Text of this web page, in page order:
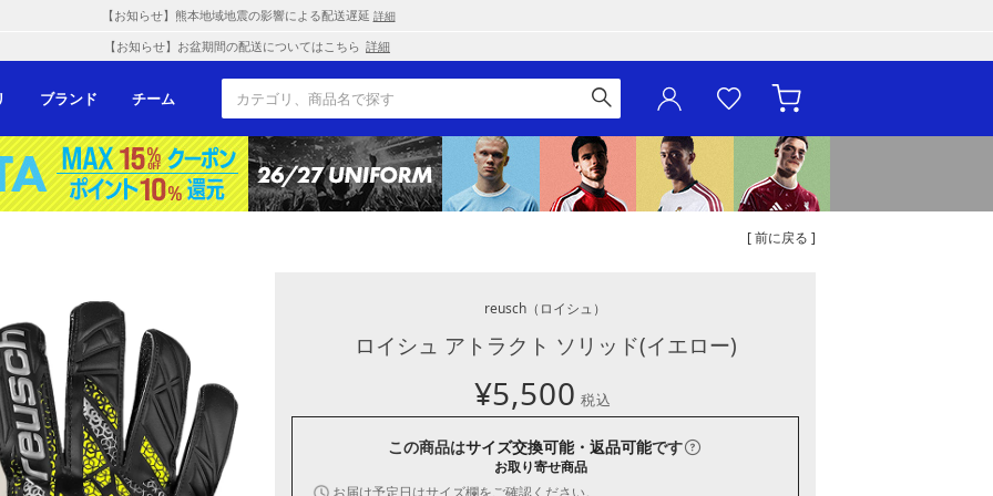
【お知らせ】熊本地域地震の影響による配送遅延 詳細
【お知らせ】お盆期間の配送についてはこちら 詳細
ブランド チーム
[ 前に戻る ]
reusch （ロイシュ）
ロイシュ アトラクト ソリッド(イエロー)
¥5,500 税込
この商品はサイズ交換可能・返品可能です
お取り寄せ商品
お届け予定日はサイズ欄をご確認ください。